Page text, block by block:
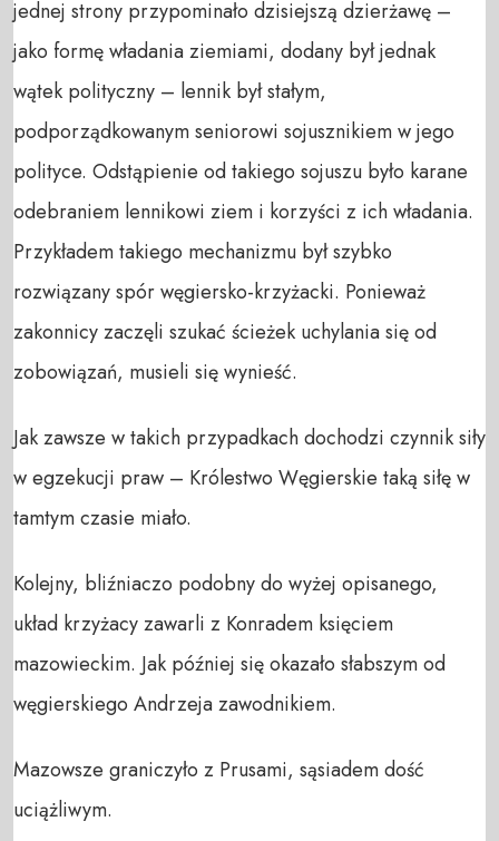
jednej strony przypominało dzisiejszą dzierżawę –
jako formę władania ziemiami, dodany był jednak
wątek polityczny – lennik był stałym,
podporządkowanym seniorowi sojusznikiem w jego
polityce. Odstąpienie od takiego sojuszu było karane
odebraniem lennikowi ziem i korzyści z ich władania.
Przykładem takiego mechanizmu był szybko
rozwiązany spór węgiersko-krzyżacki. Ponieważ
zakonnicy zaczęli szukać ścieżek uchylania się od
zobowiązań, musieli się wynieść.
Jak zawsze w takich przypadkach dochodzi czynnik siły
w egzekucji praw – Królestwo Węgierskie taką siłę w
tamtym czasie miało.
Kolejny, bliźniaczo podobny do wyżej opisanego,
układ krzyżacy zawarli z Konradem księciem
mazowieckim. Jak później się okazało słabszym od
węgierskiego Andrzeja zawodnikiem.
Mazowsze graniczyło z Prusami, sąsiadem dość
uciążliwym.